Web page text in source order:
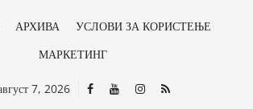
АРХИВА
УСЛОВИ ЗА КОРИСТЕЊЕ
МАРКЕТИНГ
7, 2026